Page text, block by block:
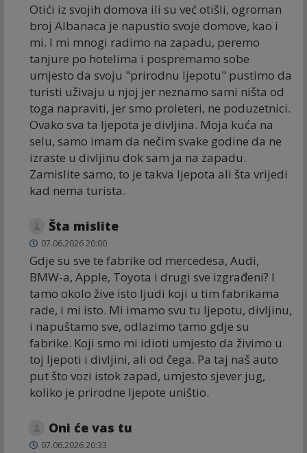
Otići iz svojih domova ili su već otišli, ogroman
broj Albanaca je napustio svoje domove, kao i
mi. I mi mnogi radimo na zapadu, peremo
tanjure po hotelima i pospremamo sobe
umjesto da svoju "prirodnu ljepotu" pustimo da
turisti uživaju u njoj jer neznamo sami ništa od
toga napraviti, jer smo proleteri, ne poduzetnici.
Ovako sva ta ljepota je divljina. Moja kuća na
selu, samo imam da nečim svake godine da ne
izraste u divljinu dok sam ja na zapadu.
Zamislite samo, to je takva ljepota ali šta vrijedi
kad nema turista.
Šta mislite
07.06.2026 20:00
Gdje su sve te fabrike od mercedesa, Audi,
BMW-a, Apple, Toyota i drugi sve izgrađeni? I
tamo okolo žive isto ljudi koji u tim fabrikama
rade, i mi isto. Mi imamo svu tu ljepotu, divljinu,
i napuštamo sve, odlazimo tamo gdje su
fabrike. Koji smo mi idioti umjesto da živimo u
toj ljepoti i divljini, ali od čega. Pa taj naš auto
put što vozi istok zapad, umjesto sjever jug,
koliko je prirodne ljepote uništio.
Oni će vas tu
07.06.2026 20:33